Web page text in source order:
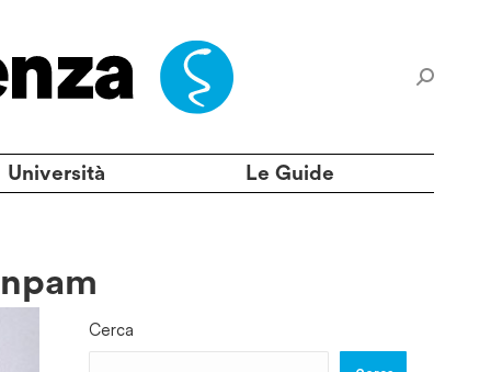
Università Le Guide
Cerca